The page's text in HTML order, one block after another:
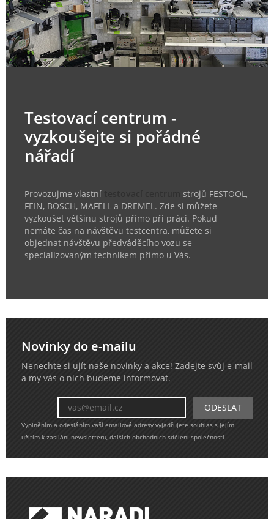
Testovací centrum -
vyzkoušejte si pořádné
nářadí
Provozujme vlastní
strojů FESTOOL,
FEIN, BOSCH, MAFELL a DREMEL. Zde si můžete
vyzkoušet většinu strojů přímo při práci. Pokud
nemáte čas na návštěvu testcentra, můžete si
objednat návštěvu předváděcího vozu se
specializovaným technikem přímo u Vás.
Novinky do e-mailu
Nenechte si ujít naše novinky a akce! Zadejte svůj e-mail
a my vás o nich budeme informovat.
Vyplněním a odesláním vaší emailové adresy vyjadřujete souhlas s jejím
užitím k zasílání newsletteru, dalších obchodních sdělení společnosti